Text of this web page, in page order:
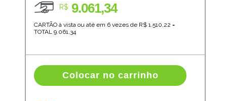
R$ 9.061,34
CARTÃO à vista ou até em 6 vezes de R$ 1.510,22 =
TOTAL 9.061,34
Colocar no carrinho